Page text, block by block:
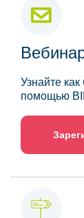
Узнайте
помощью